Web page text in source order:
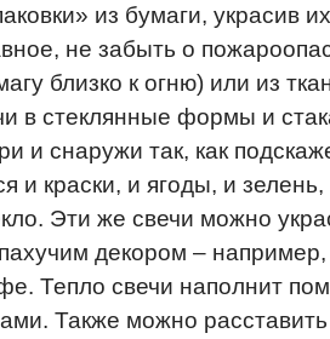
из бумаги, украсив
не забыть о
близко к огню) или из
в стеклянные формы и
и снаружи так, как
и краски, и ягоды, и
Эти же свечи можно
декором –
Тепло свечи наполнит
Также можно